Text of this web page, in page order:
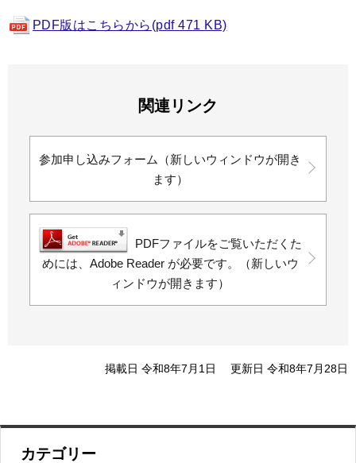
PDF版はこちらから(pdf 471 KB)
関連リンク
参加申し込みフォーム（新しいウィンドウが開き
ます）
PDFファイルをご覧いただくた
めには、Adobe Reader が必要です。（新しいウ
ィンドウが開きます）
掲載日 令和8年7月1日 更新日 令和8年7月28日
カテゴリー